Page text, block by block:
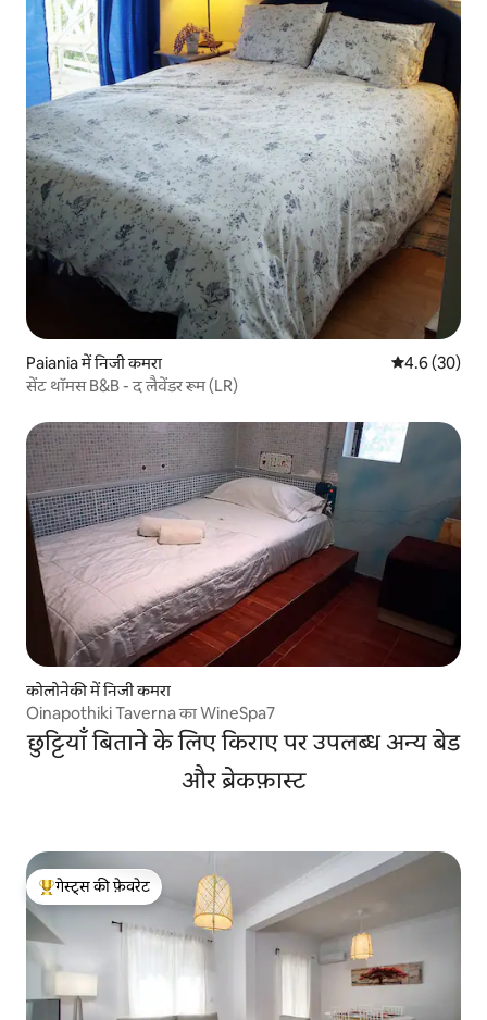
Paiania में निजी कमरा औसत रेटिंग 5 में
4.6 (30)
सेंट थॉमस B&B - द लैवेंडर रूम (LR)
कोलोनेकी में निजी कमरा
Oinapothiki Taverna का WineSpa7
छुट्टियाँ बिताने के लिए किराए पर उपलब्ध अन्य बेड
और ब्रेकफ़ास्ट
गेस्ट्स का टॉप फ़ेवरेट
गेस्ट्स की फ़ेवरेट